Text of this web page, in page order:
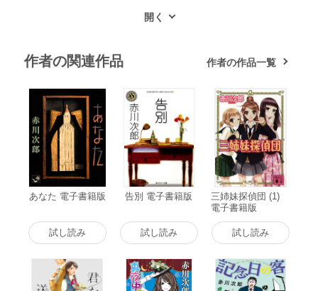
作者の関連作品 作者の作品一覧
あなた 電子書籍版
試し読み
告別 電子書籍版
試し読み
三姉妹探偵団 (1)
電子書籍版
試し読み